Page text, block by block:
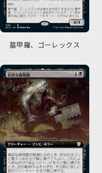
墓甲羅、ゴーレックス